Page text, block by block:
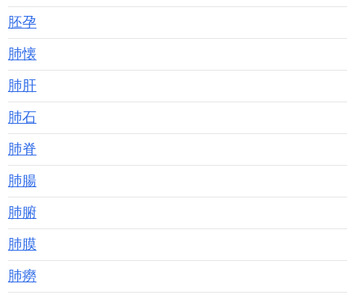
胚孕
肺懐
肺肝
肺石
肺脊
肺腸
肺腑
肺膜
肺癆